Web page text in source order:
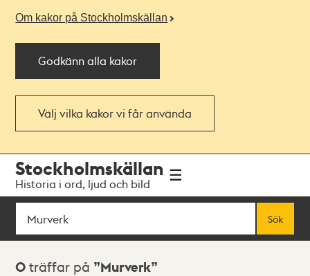
Om kakor på Stockholmskällan
Godkänn alla kakor
Välj vilka kakor vi får använda
navigationen
huvudinnehållet
Stockholmskällan
Historia i ord, ljud och bild
Sök
Sök
Sökresultat
0 träffar på Murverk